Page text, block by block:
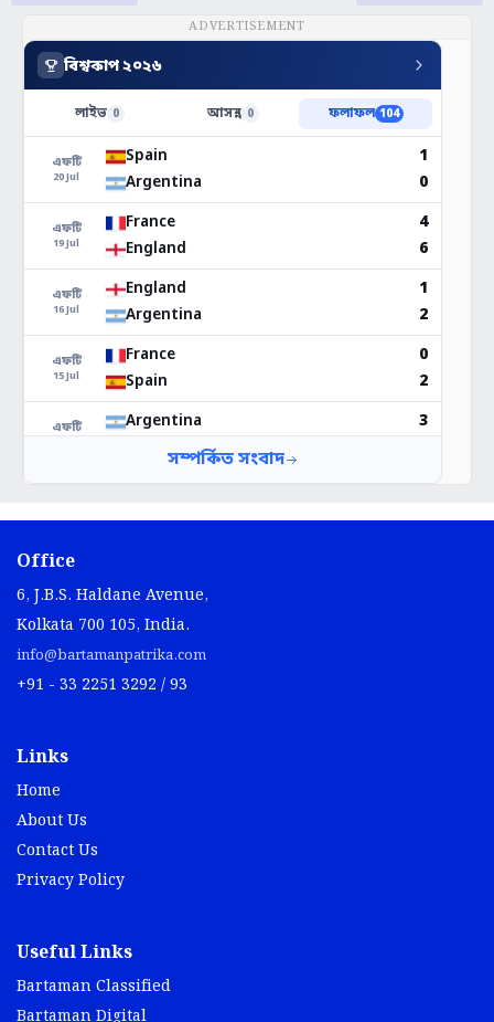
ADVERTISEMENT
Office
6, J.B.S. Haldane Avenue,
Kolkata 700 105, India.
info@bartamanpatrika.com
+91 - 33 2251 3292 / 93
Links
Home
About Us
Contact Us
Privacy Policy
Useful Links
Bartaman Classified
Bartaman Digital